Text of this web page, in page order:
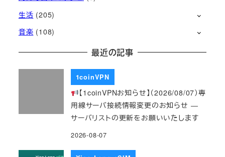
生活 (205)
音楽 (108)
最近の記事
1coinVPN
【1coinVPNお知らせ】（2026/08/07）専
用線サーバ接続情報変更のお知らせ ―
サーバリストの更新をお願いいたします
2026-08-07